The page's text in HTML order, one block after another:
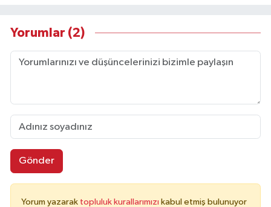
Yorumlar (2)
Gönder
Yorum yazarak topluluk kurallarımızı kabul etmiş bulunuyor